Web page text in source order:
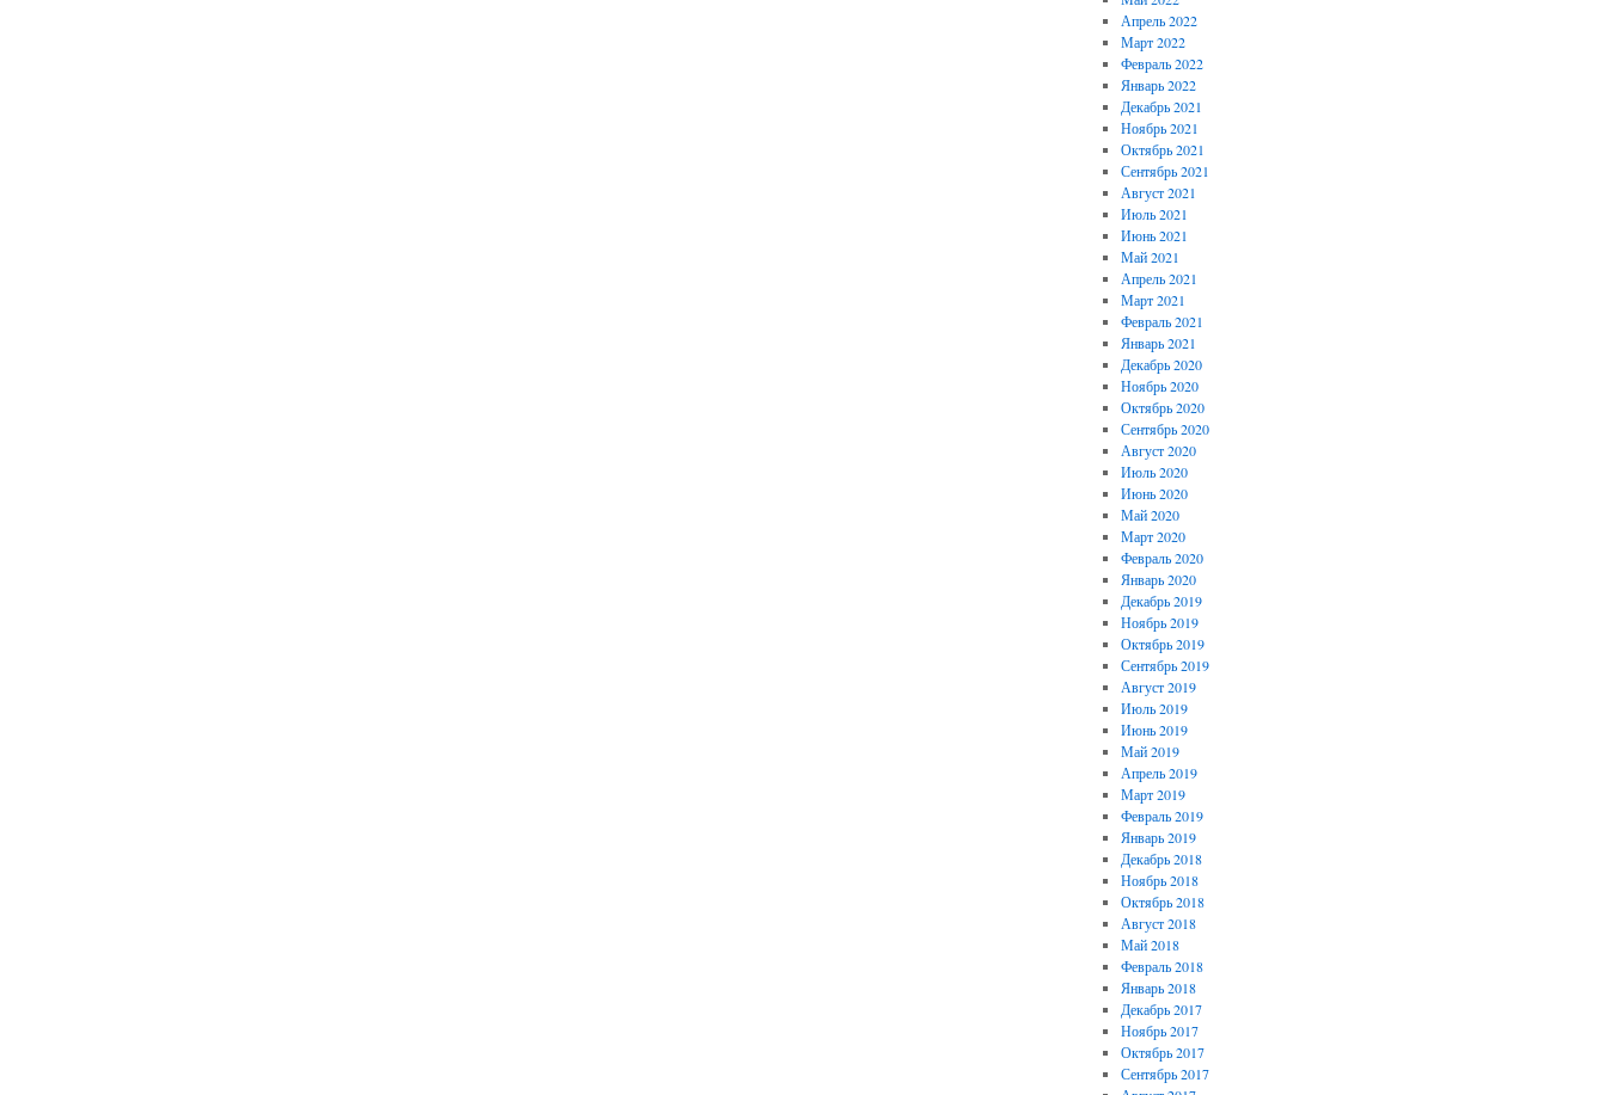
Апрель 2022
Март 2022
Февраль 2022
Январь 2022
Декабрь 2021
Ноябрь 2021
Октябрь 2021
Сентябрь 2021
Август 2021
Июль 2021
Июнь 2021
Май 2021
Апрель 2021
Март 2021
Февраль 2021
Январь 2021
Декабрь 2020
Ноябрь 2020
Октябрь 2020
Сентябрь 2020
Август 2020
Июль 2020
Июнь 2020
Май 2020
Март 2020
Февраль 2020
Январь 2020
Декабрь 2019
Ноябрь 2019
Октябрь 2019
Сентябрь 2019
Август 2019
Июль 2019
Июнь 2019
Май 2019
Апрель 2019
Март 2019
Февраль 2019
Январь 2019
Декабрь 2018
Ноябрь 2018
Октябрь 2018
Август 2018
Май 2018
Февраль 2018
Январь 2018
Декабрь 2017
Ноябрь 2017
Октябрь 2017
Сентябрь 2017